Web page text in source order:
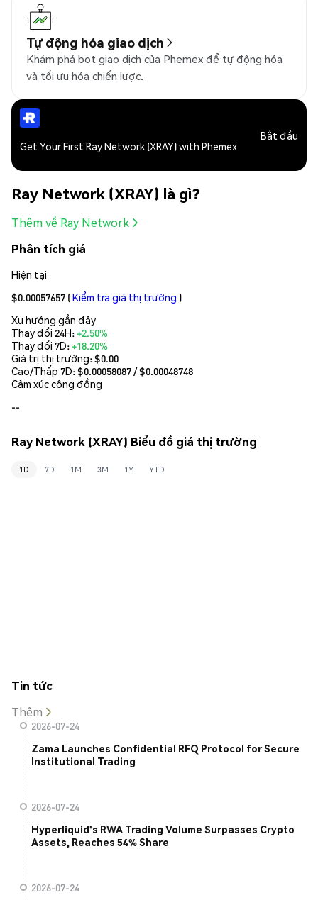
Tự động hóa giao dịch
Khám phá bot giao dịch của Phemex để tự động hóa
và tối ưu hóa chiến lược.
Get Your First Ray Network (XRAY) with Phemex
Bắt đầu
Ray Network (XRAY) là gì?
Thêm về Ray Network
Phân tích giá
Hiện tại
$0.00057657 (Kiểm tra giá thị trường )
Xu hướng gần đây
Thay đổi 24H:+2.50%
Thay đổi 7D:+18.20%
Giá trị thị trường:$0.00
Cao/Thấp 7D: $0.00058087/ $0.00048748
Cảm xúc cộng đồng
--
Ray Network (XRAY) Biểu đồ giá thị trường
1D 7D 1M 3M 1Y YTD
Tin tức
Thêm
2026-07-24
Zama Launches Confidential RFQ Protocol for Secure
Institutional Trading
2026-07-24
Hyperliquid's RWA Trading Volume Surpasses Crypto
Assets, Reaches 54% Share
2026-07-24